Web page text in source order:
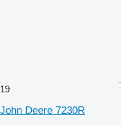
19
John Deere 7230R